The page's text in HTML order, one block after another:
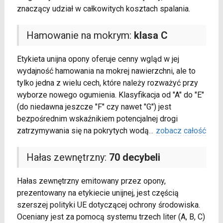
znaczący udział w całkowitych kosztach spalania.
Hamowanie na mokrym: klasa C
Etykieta unijna opony oferuje cenny wgląd w jej
wydajność hamowania na mokrej nawierzchni, ale to
tylko jedna z wielu cech, które należy rozważyć przy
wyborze nowego ogumienia. Klasyfikacja od "A" do "E"
(do niedawna jeszcze "F" czy nawet "G") jest
bezpośrednim wskaźnikiem potencjalnej drogi
zatrzymywania się na pokrytych wodą... zobacz całość
Hałas zewnętrzny: 70 decybeli
Hałas zewnętrzny emitowany przez opony,
prezentowany na etykiecie unijnej, jest częścią
szerszej polityki UE dotyczącej ochrony środowiska.
Oceniany jest za pomocą systemu trzech liter (A, B, C)